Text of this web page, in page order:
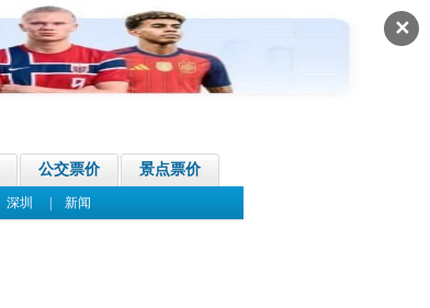
✕
公交票价 景点票价
深圳 新闻